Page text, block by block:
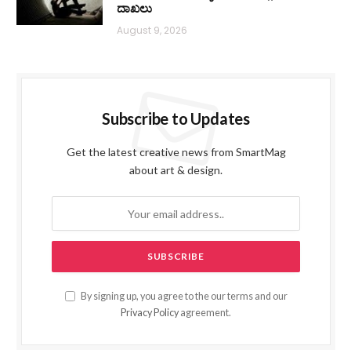
ದಾಖಲು
August 9, 2026
Subscribe to Updates
Get the latest creative news from SmartMag
about art & design.
By signing up, you agree to the our terms and our
Privacy Policy agreement.